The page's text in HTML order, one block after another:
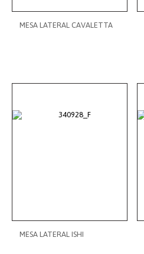
MESA LATERAL CAVALETTA
MESA LATERAL ISHI